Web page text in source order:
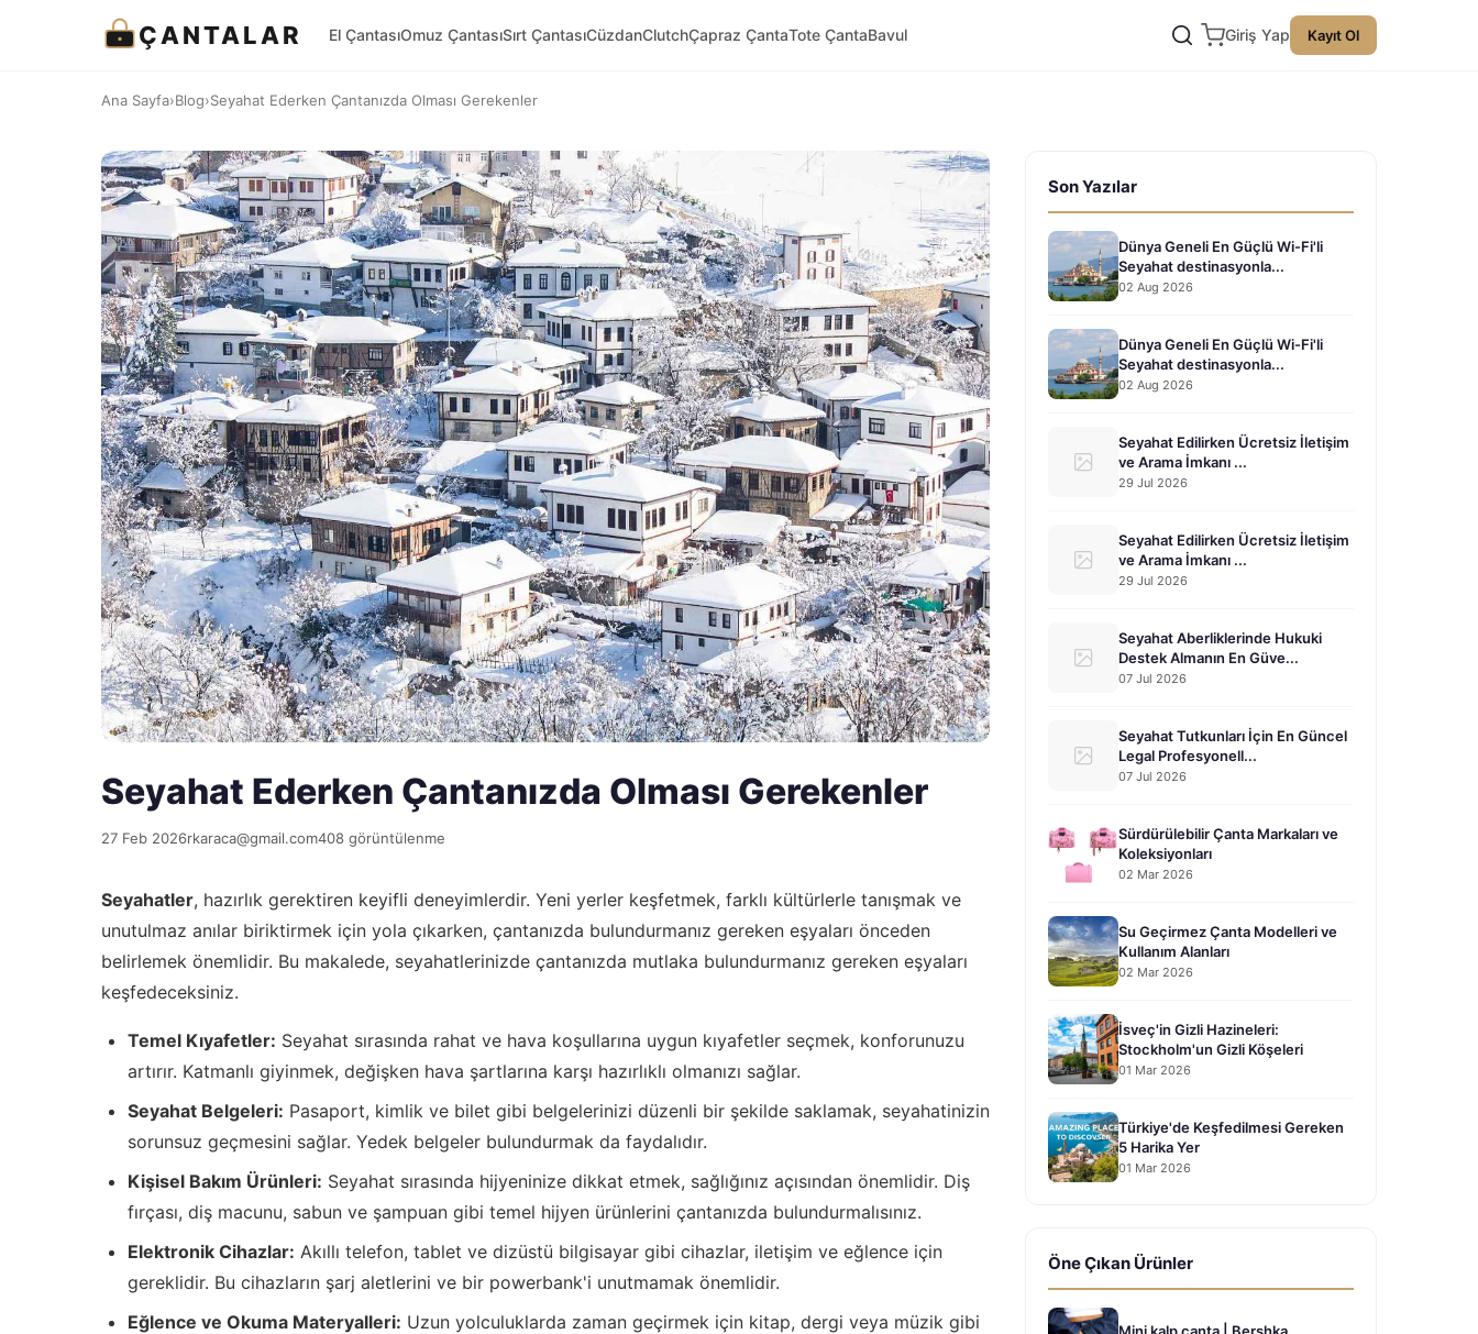
ÇANTALAR El ÇantasıOmuz ÇantasıSırt ÇantasıCüzdanClutchÇapraz ÇantaTote ÇantaBavul Giriş Yap Kayıt Ol
Ana Sayfa›Blog›Seyahat Ederken Çantanızda Olması Gerekenler
Seyahat Ederken Çantanızda Olması Gerekenler
27 Feb 2026rkaraca@gmail.com408 görüntülenme
Seyahatler, hazırlık gerektiren keyifli deneyimlerdir. Yeni yerler keşfetmek, farklı kültürlerle tanışmak ve
unutulmaz anılar biriktirmek için yola çıkarken, çantanızda bulundurmanız gereken eşyaları önceden
belirlemek önemlidir. Bu makalede, seyahatlerinizde çantanızda mutlaka bulundurmanız gereken eşyaları
keşfedeceksiniz.
Temel Kıyafetler: Seyahat sırasında rahat ve hava koşullarına uygun kıyafetler seçmek, konforunuzu
artırır. Katmanlı giyinmek, değişken hava şartlarına karşı hazırlıklı olmanızı sağlar.
Seyahat Belgeleri: Pasaport, kimlik ve bilet gibi belgelerinizi düzenli bir şekilde saklamak, seyahatinizin
sorunsuz geçmesini sağlar. Yedek belgeler bulundurmak da faydalıdır.
Kişisel Bakım Ürünleri: Seyahat sırasında hijyeninize dikkat etmek, sağlığınız açısından önemlidir. Diş
fırçası, diş macunu, sabun ve şampuan gibi temel hijyen ürünlerini çantanızda bulundurmalısınız.
Elektronik Cihazlar: Akıllı telefon, tablet ve dizüstü bilgisayar gibi cihazlar, iletişim ve eğlence için
gereklidir. Bu cihazların şarj aletlerini ve bir powerbank'i unutmamak önemlidir.
Eğlence ve Okuma Materyalleri: Uzun yolculuklarda zaman geçirmek için kitap, dergi veya müzik gibi
Son Yazılar
Dünya Geneli En Güçlü Wi-Fi'li
Seyahat destinasyonla...
02 Aug 2026
Dünya Geneli En Güçlü Wi-Fi'li
Seyahat destinasyonla...
02 Aug 2026
Seyahat Edilirken Ücretsiz İletişim
ve Arama İmkanı ...
29 Jul 2026
Seyahat Edilirken Ücretsiz İletişim
ve Arama İmkanı ...
29 Jul 2026
Seyahat Aberliklerinde Hukuki
Destek Almanın En Güve...
07 Jul 2026
Seyahat Tutkunları İçin En Güncel
Legal Profesyonell...
07 Jul 2026
Sürdürülebilir Çanta Markaları ve
Koleksiyonları
02 Mar 2026
Su Geçirmez Çanta Modelleri ve
Kullanım Alanları
02 Mar 2026
İsveç'in Gizli Hazineleri:
Stockholm'un Gizli Köşeleri
01 Mar 2026
Türkiye'de Keşfedilmesi Gereken
5 Harika Yer
01 Mar 2026
Öne Çıkan Ürünler